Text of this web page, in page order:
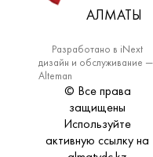
АЛМАТЫ
Разработано в iNext
дизайн и обслуживание —
Alteman
© Все права
защищены
Используйте
активную ссылку на